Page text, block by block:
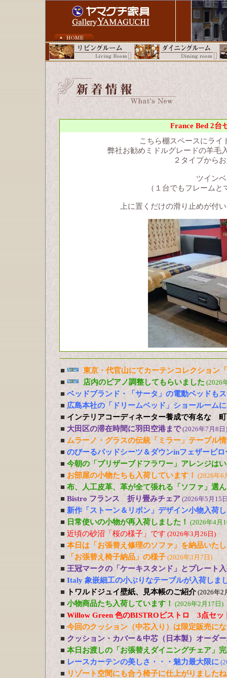
France Bed 2台
こちら棚スペースにライ
弊社お勧めミドルグレードの羊毛
２タイプから
ツイン
（１台でもフレーム
上に置くだけの滑り止めが付
■
東京・代官山にてカーテンコレクション
■
店内のピアノ調整してもらいました (2026
■ ベッドブランド・「サータ」の電動ベッドも
■ 広島本社の「ドリームベッド」ショールーム
■ インテリアコーディネーター養成で有名な
■ 大田区の滞在時間に羽田空港まで(2026年7月8日)
■ ムラーノ・グラスの伝統「ミラー」テーブル
■ のびーるパッドシーツ＆ダウンinフェザーピ
■ 今朝の「プリザーブドフラワー」アレンジは
■ お部屋の小物たちも入荷しています！ (2026年6
■ 布、人工皮革、革が全て張れる「ソファ」選
■ Bistro フランス 折り畳みチェア (2026年5月15
■ 新作「ストーン＆リボン」デザイン小物入荷
■ 日常使いの小物が再入荷しました！ (2026年4月
■ 近頃の砂沼「桜の様子」です (2026年3月26日)
■ 本日は「お張替え修理のソファ」を納品いた
■
「お張替え椅子納品」の様子 (2026年3月7日)
■ 王冠マークの「ケーキスタンド」とプレート
■ Italy 象嵌細工の小ぶりなテーブルが入荷しま
■
トワルドジュイ壁紙、見本帳のご紹介 (2026年2
■ 小物商品たち入荷しています！ (2026年2月17日)
■ Willow Green 色のBISTROビストロ 3点セッ
■ 今回のクッション（中芯入り）は限定販売に
■ クッション・カバー＆中芯（日本製）オーダ
■ 本日お渡しの「お張替えダイニングチェア」
■ レースカーテンの美しさ・・・魅力最大限に
■ リゾート空間にも合う椅子に仕上がりましたね